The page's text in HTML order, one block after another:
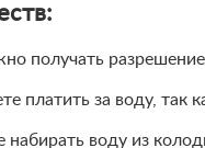
получать
платить за воду, так
воду из